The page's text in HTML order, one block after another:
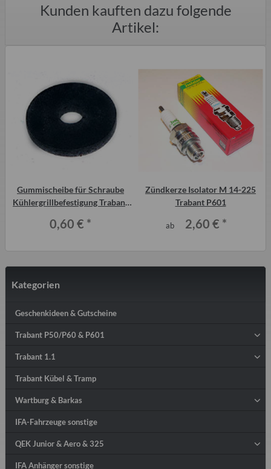
Kunden kauften dazu folgende
Artikel:
Gummischeibe für Schraube
Kühlergrillbefestigung Trabant
0,60 € *
Zündkerze Isolator M 14-225
Trabant P601
ab 2,60 € *
Kategorien
Geschenkideen & Gutscheine
Trabant P50/P60 & P601
Trabant 1.1
Trabant Kübel & Tramp
Wartburg & Barkas
IFA-Fahrzeuge sonstige
QEK Junior & Aero & 325
IFA Anhänger sonstige